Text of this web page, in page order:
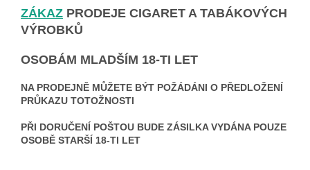
ZÁKAZ PRODEJE CIGARET A TABÁKOVÝCH
VÝROBKŮ
OSOBÁM MLADŠÍM 18-TI LET
NA PRODEJNĚ MŮŽETE BÝT POŽÁDÁNI O PŘEDLOŽENÍ
PRŮKAZU TOTOŽNOSTI
PŘI DORUČENÍ POŠTOU BUDE ZÁSILKA VYDÁNA POUZE
OSOBĚ STARŠÍ 18-TI LET